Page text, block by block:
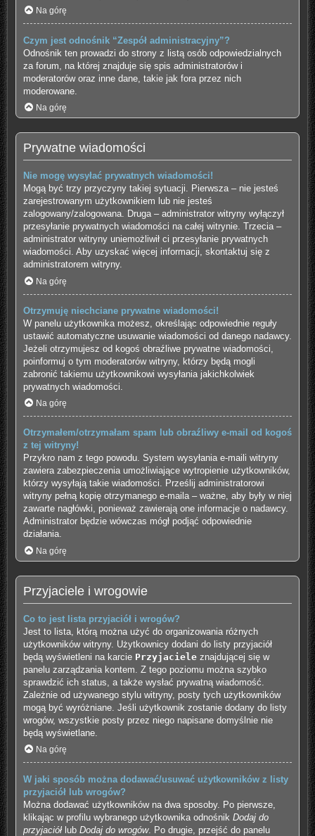
Na górę
Czym jest odnośnik “Zespół administracyjny”?
Odnośnik ten prowadzi do strony z listą osób odpowiedzialnych
za forum, na której znajduje się spis administratorów i
moderatorów oraz inne dane, takie jak fora przez nich
moderowane.
Na górę
Prywatne wiadomości
Nie mogę wysyłać prywatnych wiadomości!
Mogą być trzy przyczyny takiej sytuacji. Pierwsza – nie jesteś
zarejestrowanym użytkownikiem lub nie jesteś
zalogowany/zalogowana. Druga – administrator witryny wyłączył
przesyłanie prywatnych wiadomości na całej witrynie. Trzecia –
administrator witryny uniemożliwił ci przesyłanie prywatnych
wiadomości. Aby uzyskać więcej informacji, skontaktuj się z
administratorem witryny.
Na górę
Otrzymuję niechciane prywatne wiadomości!
W panelu użytkownika możesz, określając odpowiednie reguły
ustawić automatyczne usuwanie wiadomości od danego nadawcy.
Jeżeli otrzymujesz od kogoś obraźliwe prywatne wiadomości,
poinformuj o tym moderatorów witryny, którzy będą mogli
zabronić takiemu użytkownikowi wysyłania jakichkolwiek
prywatnych wiadomości.
Na górę
Otrzymałem/otrzymałam spam lub obraźliwy e-mail od kogoś
z tej witryny!
Przykro nam z tego powodu. System wysyłania e-maili witryny
zawiera zabezpieczenia umożliwiające wytropienie użytkowników,
którzy wysyłają takie wiadomości. Prześlij administratorowi
witryny pełną kopię otrzymanego e-maila – ważne, aby były w niej
zawarte nagłówki, ponieważ zawierają one informacje o nadawcy.
Administrator będzie wówczas mógł podjąć odpowiednie
działania.
Na górę
Przyjaciele i wrogowie
Co to jest lista przyjaciół i wrogów?
Jest to lista, którą można użyć do organizowania różnych
użytkowników witryny. Użytkownicy dodani do listy przyjaciół
będą wyświetleni na karcie Przyjacieleznajdującej się w
panelu zarządzania kontem. Z tego poziomu można szybko
sprawdzić ich status, a także wysłać prywatną wiadomość.
Zależnie od używanego stylu witryny, posty tych użytkowników
mogą być wyróżniane. Jeśli użytkownik zostanie dodany do listy
wrogów, wszystkie posty przez niego napisane domyślnie nie
będą wyświetlane.
Na górę
W jaki sposób można dodawać/usuwać użytkowników z listy
przyjaciół lub wrogów?
Można dodawać użytkowników na dwa sposoby. Po pierwsze,
klikając w profilu wybranego użytkownika odnośnik Dodaj do
przyjaciółlub Dodaj do wrogów. Po drugie, przejść do panelu